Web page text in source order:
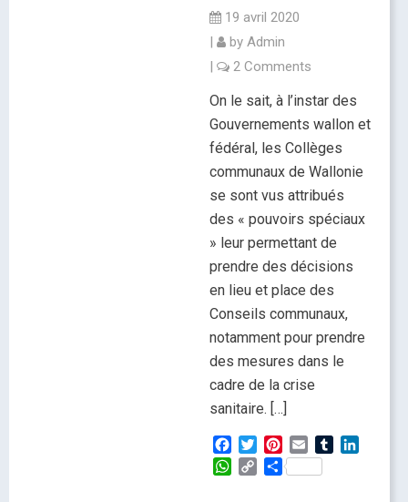
19 avril 2020
|
by Admin
|
2 Comments
On le sait, à l’instar des
Gouvernements wallon et
fédéral, les Collèges
communaux de Wallonie
se sont vus attribués
des « pouvoirs spéciaux
» leur permettant de
prendre des décisions
en lieu et place des
Conseils communaux,
notamment pour prendre
des mesures dans le
cadre de la crise
sanitaire. […]
Facebook
TwitterPinterest
Email Tumblr
WhatsApp
CopyPartager